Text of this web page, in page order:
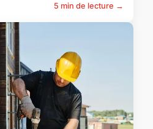
5 min de lecture →